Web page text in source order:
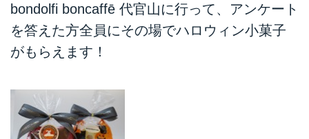
bondolfi boncaffē 代官山に行って、アンケート
を答えた方全員にその場でハロウィン小菓子
がもらえます！